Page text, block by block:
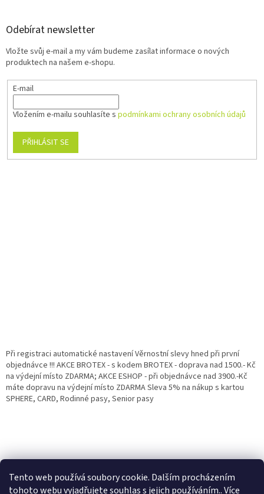
Tento web používá soubory cookie. Dalším procházením
tohoto webu vyjadřujete souhlas s jejich používáním.. Více
Odebírat newsletter
Vložte svůj e-mail a my vám budeme zasílat informace o nových
produktech na našem e-shopu.
E-mail
Vložením e-mailu souhlasíte s podmínkami ochrany osobních údajů
PŘIHLÁSIT SE
Při registraci automatické nastavení Věrnostní slevy hned při první
objednávce !!! AKCE BROTEX - s kodem BROTEX - doprava nad 1500.- Kč
na výdejní místo ZDARMA; AKCE ESHOP - při objednávce nad 3900.-Kč
máte dopravu na výdejní místo ZDARMA Sleva 5% na nákup s kartou
SPHERE, CARD, Rodinné pasy, Senior pasy